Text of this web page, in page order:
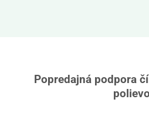
Popredajná podpora